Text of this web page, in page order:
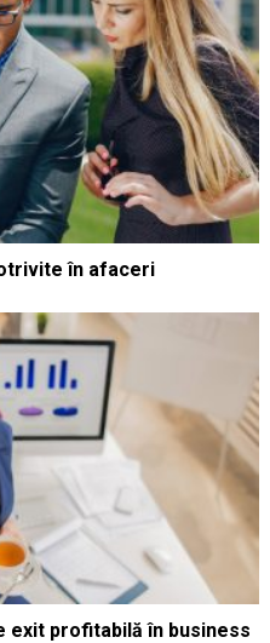
în afaceri
exit profitabilă în business